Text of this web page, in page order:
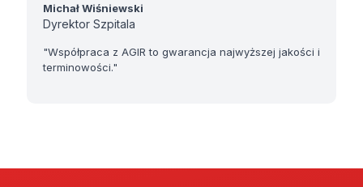
Michał Wiśniewski
Dyrektor Szpitala
"Współpraca z AGIR to gwarancja najwyższej jakości i
terminowości."